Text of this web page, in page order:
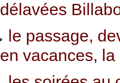
délavées
le passage,
en vacances,